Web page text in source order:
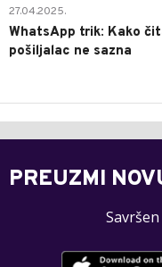
27.04.2025.
WhatsApp trik: Kako
pošiljalac ne sazna
PREUZMI